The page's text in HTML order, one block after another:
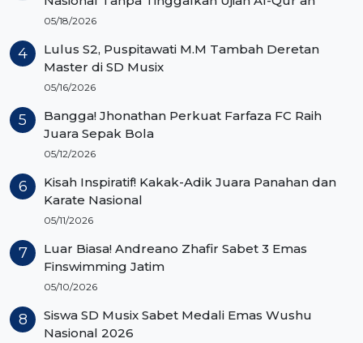
05/18/2026
Lulus S2, Puspitawati M.M Tambah Deretan
Master di SD Musix
05/16/2026
Bangga! Jhonathan Perkuat Farfaza FC Raih
Juara Sepak Bola
05/12/2026
Kisah Inspiratif! Kakak-Adik Juara Panahan dan
Karate Nasional
05/11/2026
Luar Biasa! Andreano Zhafir Sabet 3 Emas
Finswimming Jatim
05/10/2026
Siswa SD Musix Sabet Medali Emas Wushu
Nasional 2026